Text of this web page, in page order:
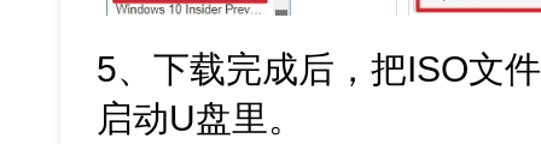
5、下载完成后，把ISO文
启动U盘里。